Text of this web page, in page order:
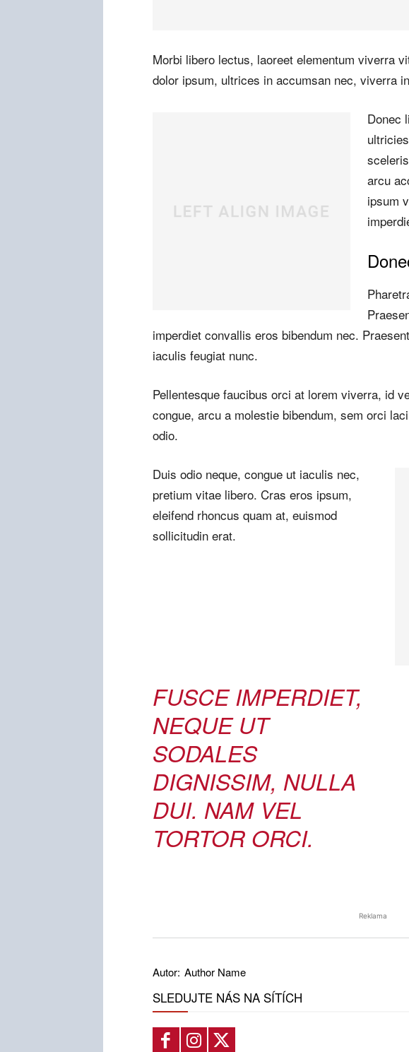
Morbi libero lectus, laoreet elementum viverra
dolor ipsum, ultrices in accumsan nec, viverra
Donec
arcu
ipsum
imperdiet convallis eros bibendum nec.
iaculis feugiat nunc.
Pellentesque faucibus orci at lorem viverra, id
congue, arcu a molestie bibendum, sem orci
odio.
Duis odio neque, congue ut iaculis nec,
pretium vitae libero. Cras eros ipsum,
eleifend rhoncus quam at, euismod
sollicitudin erat.
FUSCE IMPERDIET,
NEQUE UT
SODALES
DIGNISSIM, NULLA
DUI. NAM VEL
TORTOR ORCI.
Reklama
Autor: Author Name
SLEDUJTE NÁS NA SÍTÍCH